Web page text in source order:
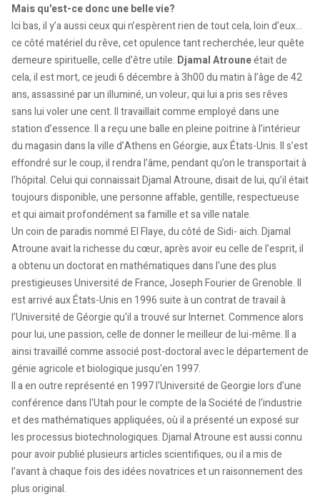
Mais qu'est-ce donc une belle vie?
Ici bas, il y’a aussi ceux qui n’espèrent rien de tout cela, loin d’eux…
ce côté matériel du rêve, cet opulence tant recherchée, leur quête
demeure spirituelle, celle d’être utile. Djamal Atrouneétait de
cela, il est mort, ce jeudi 6 décembre à 3h00 du matin à l’âge de 42
ans, assassiné par un illuminé, un voleur, qui lui a pris ses rêves
sans lui voler une cent. Il travaillait comme employé dans une
station d’essence. Il a reçu une balle en pleine poitrine à l’intérieur
du magasin dans la ville d’Athens en Géorgie, aux États-Unis. Il s’est
effondré sur le coup, il rendra l’âme, pendant qu’on le transportait à
l’hôpital. Celui qui connaissait Djamal Atroune, disait de lui, qu’il était
toujours disponible, une personne affable, gentille, respectueuse
et qui aimait profondément sa famille et sa ville natale.
Un coin de paradis nommé El Flaye, du côté de Sidi- aich. Djamal
Atroune avait la richesse du cœur, après avoir eu celle de l’esprit, il
a obtenu un doctorat en mathématiques dans l'une des plus
prestigieuses Université de France, Joseph Fourier de Grenoble. Il
est arrivé aux États-Unis en 1996 suite à un contrat de travail à
l’Université de Géorgie qu'il a trouvé sur Internet. Commence alors
pour lui, une passion, celle de donner le meilleur de lui-même. Il a
ainsi travaillé comme associé post-doctoral avec le département de
génie agricole et biologique jusqu'en 1997.
Il a en outre représenté en 1997 l'Université de Georgie lors d’une
conférence dans l'Utah pour le compte de la Société de l'industrie
et des mathématiques appliquées, où il a présenté un exposé sur
les processus biotechnologiques. Djamal Atroune est aussi connu
pour avoir publié plusieurs articles scientifiques, ou il a mis de
l’avant à chaque fois des idées novatrices et un raisonnement des
plus original.